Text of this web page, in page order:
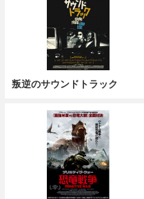
叛逆のサウンドトラック